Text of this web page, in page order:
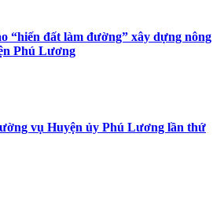
“hiến đất làm đường” xây dựng nông
Phú Lương
vụ Huyện ủy Phú Lương lần thứ